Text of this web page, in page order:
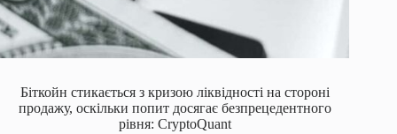
Біткойн стикається з кризою ліквідності на стороні
продажу, оскільки попит досягає безпрецедентного
рівня: CryptoQuant